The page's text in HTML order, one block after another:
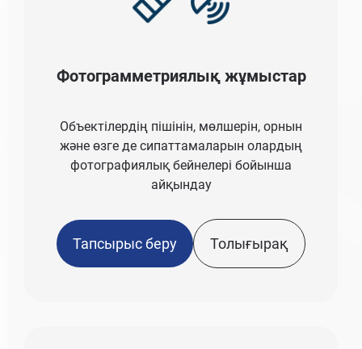
Фотограмметриялық жұмыстар
Объектілердің пішінін, мөлшерін, орнын
және өзге де сипаттамаларын олардың
фотографиялық бейнелері бойынша
айқындау
Тапсырыс беру Толығырақ